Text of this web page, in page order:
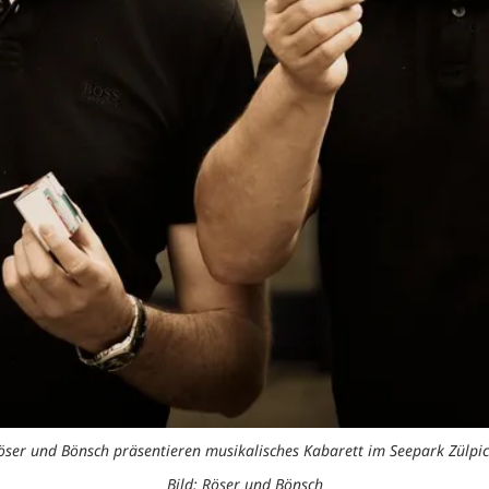
und Bönsch präsentieren musikalisches Kabarett im Seepark
Bild: Röser und Bönsch